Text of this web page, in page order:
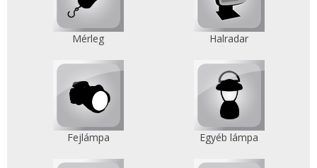
Mérleg Halradar
Fejlámpa Egyéb lámpa